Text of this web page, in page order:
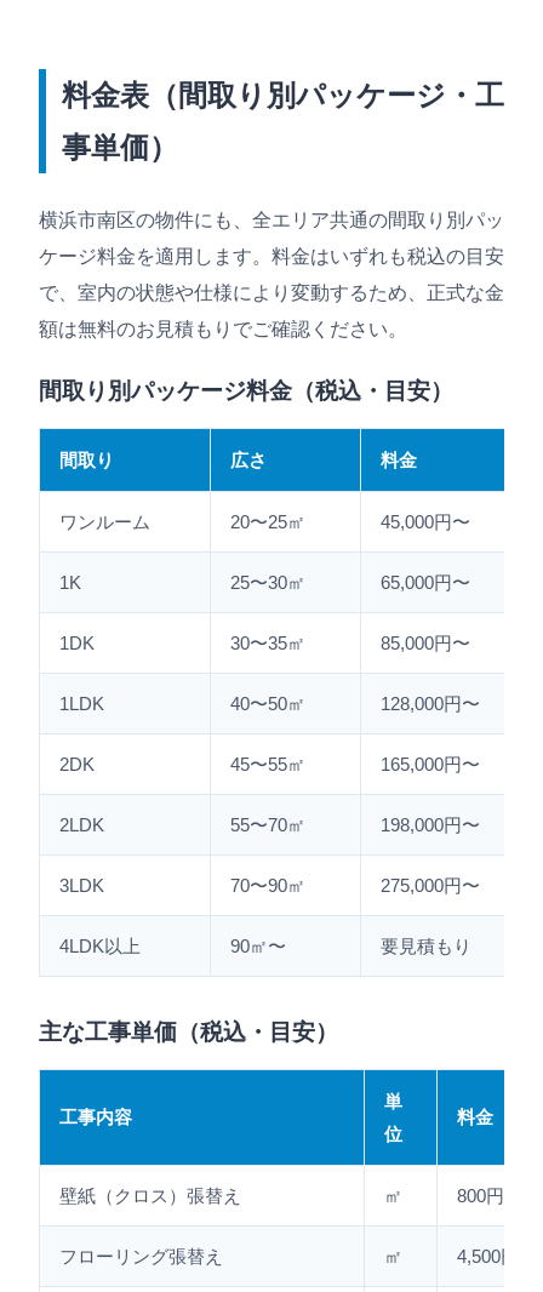
料金表（間取り別パッケージ・工
事単価）
横浜市南区の物件にも、全エリア共通の間取り別パッ
ケージ料金を適用します。料金はいずれも税込の目安
で、室内の状態や仕様により変動するため、正式な金
額は無料のお見積もりでご確認ください。
間取り別パッケージ料金（税込・目安）
間取り 広さ 料金
ワンルーム 20〜25㎡ 45,000円〜
1K 25〜30㎡ 65,000円〜
1DK 30〜35㎡ 85,000円〜
1LDK 40〜50㎡ 128,000円〜
2DK 45〜55㎡ 165,000円〜
2LDK 55〜70㎡ 198,000円〜
3LDK 70〜90㎡ 275,000円〜
4LDK以上 90㎡〜 要見積もり
主な工事単価（税込・目安）
工事内容
単
位
料金
壁紙（クロス）張替え ㎡ 800円〜
フローリング張替え ㎡ 4,500円〜